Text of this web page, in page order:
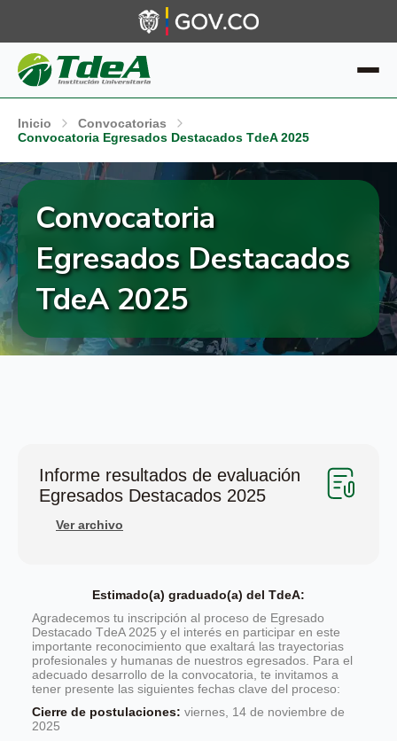
Inicio
Convocatorias
Convocatoria Egresados Destacados TdeA 2025
Convocatoria
Egresados Destacados
TdeA 2025
Informe resultados de evaluación
Egresados Destacados 2025
Ver archivo
Estimado(a) graduado(a) del TdeA:
Agradecemos tu inscripción al proceso de Egresado
Destacado TdeA 2025 y el interés en participar en este
importante reconocimiento que exaltará las trayectorias
profesionales y humanas de nuestros egresados. Para el
adecuado desarrollo de la convocatoria, te invitamos a
tener presente las siguientes fechas clave del proceso:
Cierre de postulaciones: viernes, 14 de noviembre de
2025